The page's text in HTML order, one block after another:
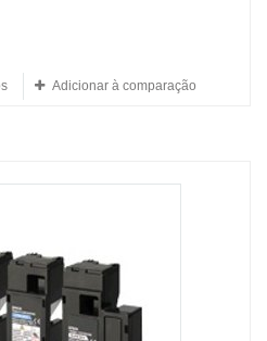
Adicionar à comparação